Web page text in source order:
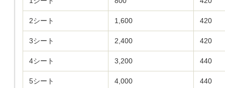
2シート 1,600 420
3シート 2,400 420
4シート 3,200 440
5シート 4,000 440